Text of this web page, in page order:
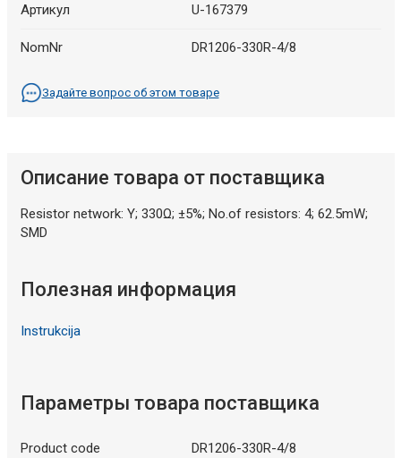
Артикул U-167379
NomNr DR1206-330R-4/8
Задайте вопрос об этом товаре
Описание товара от поставщика
Resistor network: Y; 330Ω; ±5%; No.of resistors: 4; 62.5mW;
SMD
Полезная информация
Instrukcija
Параметры товара поставщика
Product code DR1206-330R-4/8